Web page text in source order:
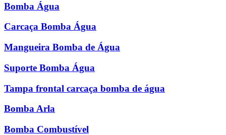
Bomba Água
Carcaça Bomba Água
Mangueira Bomba de Água
Suporte Bomba Água
Tampa frontal carcaça bomba de água
Bomba Arla
Bomba Combustível